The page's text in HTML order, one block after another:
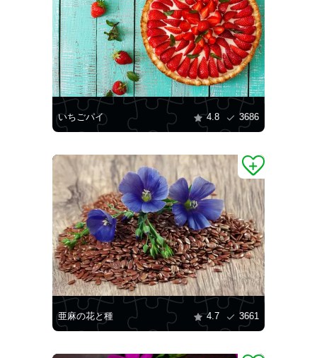
いちごパイ 4.8 3686
亜麻の花と種 4.7 3661